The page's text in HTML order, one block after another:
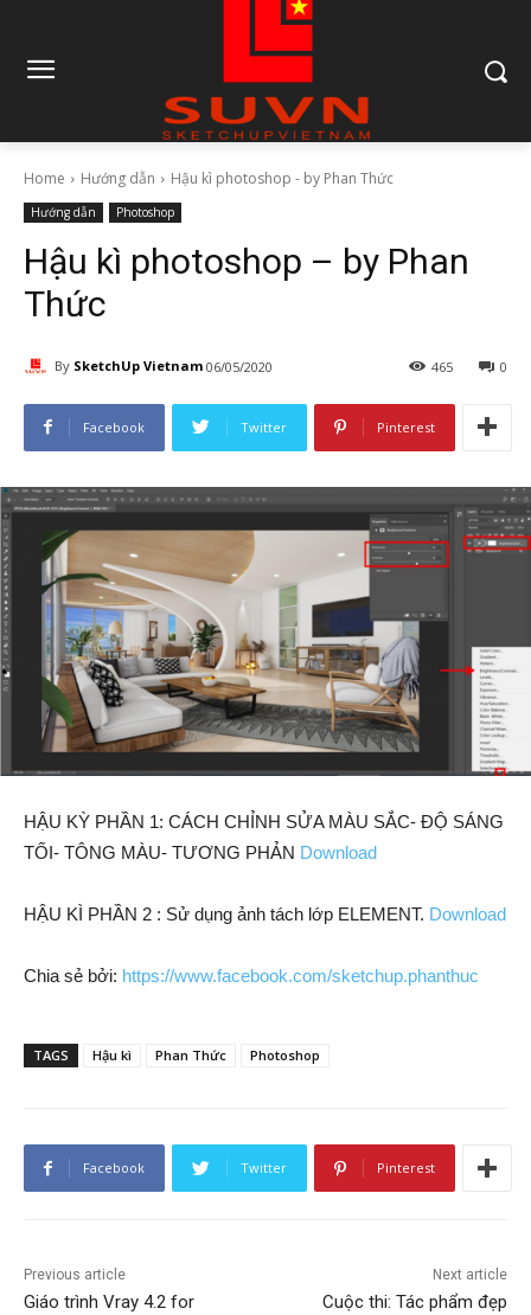
Home Hướng dẫn Hậu kì photoshop - by Phan Thức
Hướng dẫn Photoshop
Hậu kì photoshop – by Phan
Thức
By SketchUp Vietnam 06/05/2020 0
465
Facebook Twitter Pinterest
HẬU KỲ PHẦN 1: CÁCH CHỈNH SỬA MÀU SẮC- ĐỘ SÁNG
TỐI- TÔNG MÀU- TƯƠNG PHẢN Download
HẬU KÌ PHẦN 2 : Sử dụng ảnh tách lớp ELEMENT. Download
Chia sẻ bởi: https://www.facebook.com/sketchup.phanthuc
TAGS Hậu kì Phan Thức Photoshop
Facebook Twitter Pinterest
Previous article
Giáo trình Vray 4.2 for
Next article
Cuộc thi: Tác phẩm đẹp